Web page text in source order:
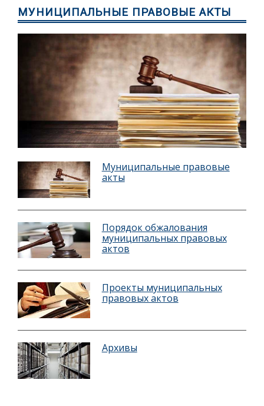
МУНИЦИПАЛЬНЫЕ ПРАВОВЫЕ АКТЫ
Муниципальные правовые
акты
Порядок обжалования
муниципальных правовых
актов
Проекты муниципальных
правовых актов
Архивы